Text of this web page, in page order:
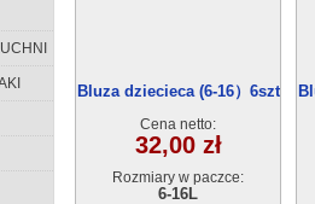
Bluza dziecieca (6-16）6szt
Cena netto:
32,00 zł
Rozmiary w paczce:
6-16L